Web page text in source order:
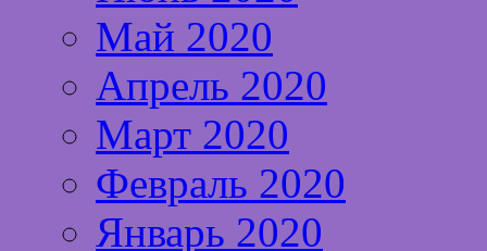
Май 2020
Апрель 2020
Март 2020
Февраль 2020
Январь 2020